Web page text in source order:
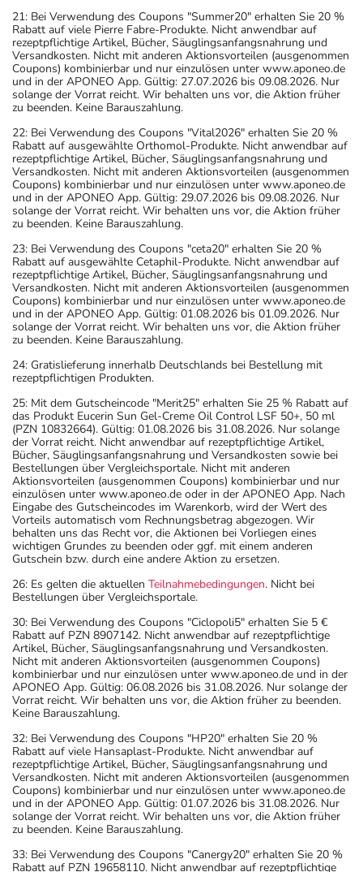
21: Bei Verwendung des Coupons "Summer20" erhalten Sie 20 %
Rabatt auf viele Pierre Fabre-Produkte. Nicht anwendbar auf
rezeptpflichtige Artikel, Bücher, Säuglingsanfangsnahrung und
Versandkosten. Nicht mit anderen Aktionsvorteilen (ausgenommen
Coupons) kombinierbar und nur einzulösen unter www.aponeo.de
und in der APONEO App. Gültig: 27.07.2026 bis 09.08.2026. Nur
solange der Vorrat reicht. Wir behalten uns vor, die Aktion früher
zu beenden. Keine Barauszahlung.
22: Bei Verwendung des Coupons "Vital2026" erhalten Sie 20 %
Rabatt auf ausgewählte Orthomol-Produkte. Nicht anwendbar auf
rezeptpflichtige Artikel, Bücher, Säuglingsanfangsnahrung und
Versandkosten. Nicht mit anderen Aktionsvorteilen (ausgenommen
Coupons) kombinierbar und nur einzulösen unter www.aponeo.de
und in der APONEO App. Gültig: 29.07.2026 bis 09.08.2026. Nur
solange der Vorrat reicht. Wir behalten uns vor, die Aktion früher
zu beenden. Keine Barauszahlung.
23: Bei Verwendung des Coupons "ceta20" erhalten Sie 20 %
Rabatt auf ausgewählte Cetaphil-Produkte. Nicht anwendbar auf
rezeptpflichtige Artikel, Bücher, Säuglingsanfangsnahrung und
Versandkosten. Nicht mit anderen Aktionsvorteilen (ausgenommen
Coupons) kombinierbar und nur einzulösen unter www.aponeo.de
und in der APONEO App. Gültig: 01.08.2026 bis 01.09.2026. Nur
solange der Vorrat reicht. Wir behalten uns vor, die Aktion früher
zu beenden. Keine Barauszahlung.
24: Gratislieferung innerhalb Deutschlands bei Bestellung mit
rezeptpflichtigen Produkten.
25: Mit dem Gutscheincode "Merit25" erhalten Sie 25 % Rabatt auf
das Produkt Eucerin Sun Gel-Creme Oil Control LSF 50+, 50 ml
(PZN 10832664). Gültig: 01.08.2026 bis 31.08.2026. Nur solange
der Vorrat reicht. Nicht anwendbar auf rezeptpflichtige Artikel,
Bücher, Säuglingsanfangsnahrung und Versandkosten sowie bei
Bestellungen über Vergleichsportale. Nicht mit anderen
Aktionsvorteilen (ausgenommen Coupons) kombinierbar und nur
einzulösen unter www.aponeo.de oder in der APONEO App. Nach
Eingabe des Gutscheincodes im Warenkorb, wird der Wert des
Vorteils automatisch vom Rechnungsbetrag abgezogen. Wir
behalten uns das Recht vor, die Aktionen bei Vorliegen eines
wichtigen Grundes zu beenden oder ggf. mit einem anderen
Gutschein bzw. durch eine andere Aktion zu ersetzen.
26: Es gelten die aktuellen Teilnahmebedingungen. Nicht bei
Bestellungen über Vergleichsportale.
30: Bei Verwendung des Coupons "Ciclopoli5" erhalten Sie 5 €
Rabatt auf PZN 8907142. Nicht anwendbar auf rezeptpflichtige
Artikel, Bücher, Säuglingsanfangsnahrung und Versandkosten.
Nicht mit anderen Aktionsvorteilen (ausgenommen Coupons)
kombinierbar und nur einzulösen unter www.aponeo.de und in der
APONEO App. Gültig: 06.08.2026 bis 31.08.2026. Nur solange der
Vorrat reicht. Wir behalten uns vor, die Aktion früher zu beenden.
Keine Barauszahlung.
32: Bei Verwendung des Coupons "HP20" erhalten Sie 20 %
Rabatt auf viele Hansaplast-Produkte. Nicht anwendbar auf
rezeptpflichtige Artikel, Bücher, Säuglingsanfangsnahrung und
Versandkosten. Nicht mit anderen Aktionsvorteilen (ausgenommen
Coupons) kombinierbar und nur einzulösen unter www.aponeo.de
und in der APONEO App. Gültig: 01.07.2026 bis 31.08.2026. Nur
solange der Vorrat reicht. Wir behalten uns vor, die Aktion früher
zu beenden. Keine Barauszahlung.
33: Bei Verwendung des Coupons "Canergy20" erhalten Sie 20 %
Rabatt auf PZN 19658110. Nicht anwendbar auf rezeptpflichtige